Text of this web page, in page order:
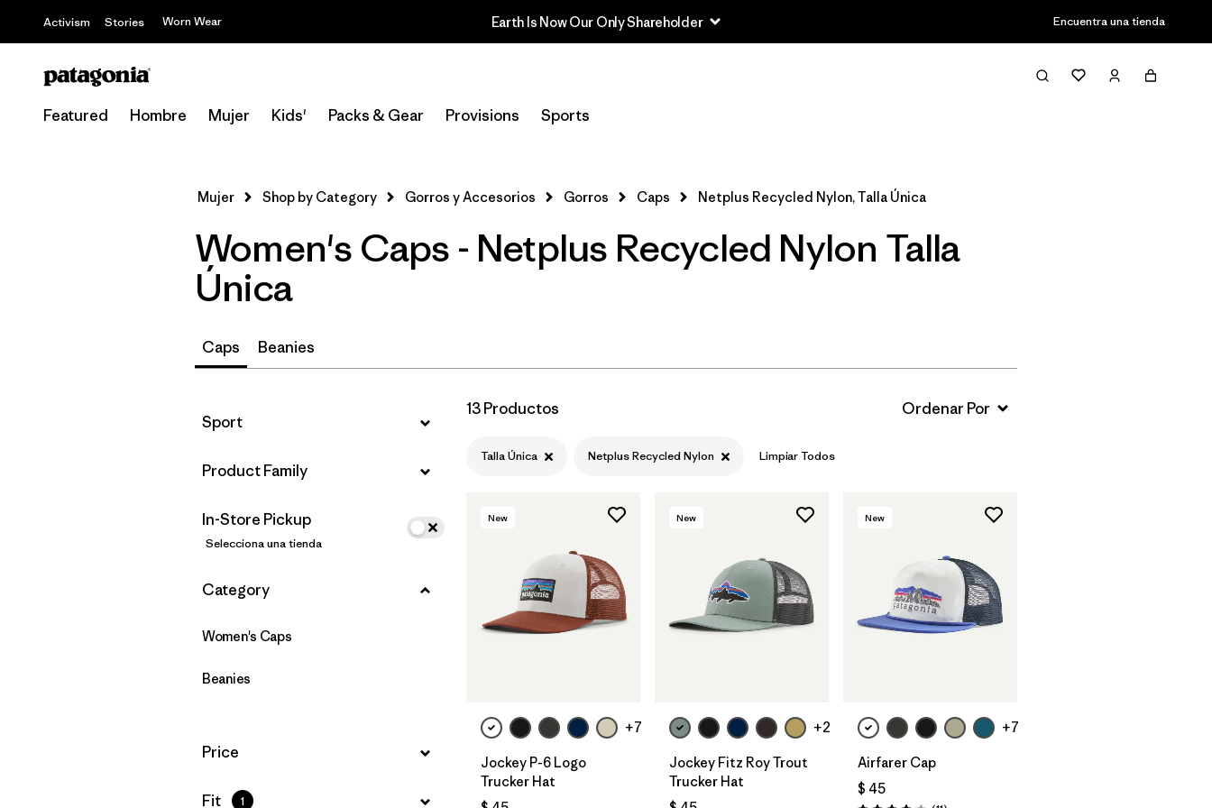
Activism Stories Worn Wear Earth Is Now Our Only Shareholder Encuentra una tienda
Featured Hombre Mujer Kids' Packs & Gear Provisions Sports
Filter & Sort
Selecciona una tienda
Filtrar por
Category
Filtrar por
Filtrar por
Mujer Shop by Category Gorros y Accesorios Gorros Caps Netplus Recycled Nylon, Talla Única
Women's Caps - Netplus Recycled Nylon Talla
Única
Caps Beanies
Filtrar por
Sport
Filtrar por
Product Family
In-Store Pickup
Selecciona una tienda
Filtrar por
Category
Women's Caps
Beanies
Filtrar por
Price
Filtrar por
Fit 1
13 Productos
Talla Única Netplus Recycled Nylon Limpiar Todos
New
+7
Jockey P-6 Logo
Trucker Hat
New
+2
Jockey Fitz Roy Trout
Trucker Hat
New
+7
Airfarer Cap
$ 45